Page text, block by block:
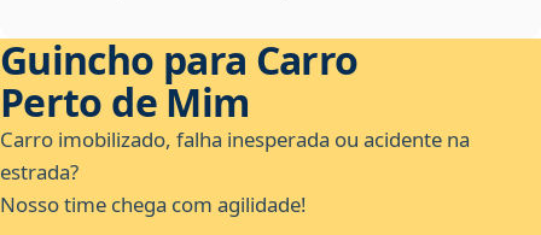
Guincho para Carro
Perto de Mim
Carro imobilizado, falha inesperada ou acidente na
estrada?
Nosso time chega com agilidade!